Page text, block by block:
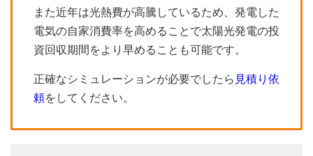
また近年は光熱費が高騰しているため、発電した
電気の自家消費率を高めることで太陽光発電の投
資回収期間をより早めることも可能です。
正確なシミュレーションが必要でしたら 見積り依
頼をしてください。